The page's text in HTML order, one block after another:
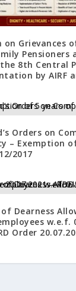
on Grievances
8th Central
by AIRF
Orders on
– Exemption
2017
Dearness
w.e.f.
Order